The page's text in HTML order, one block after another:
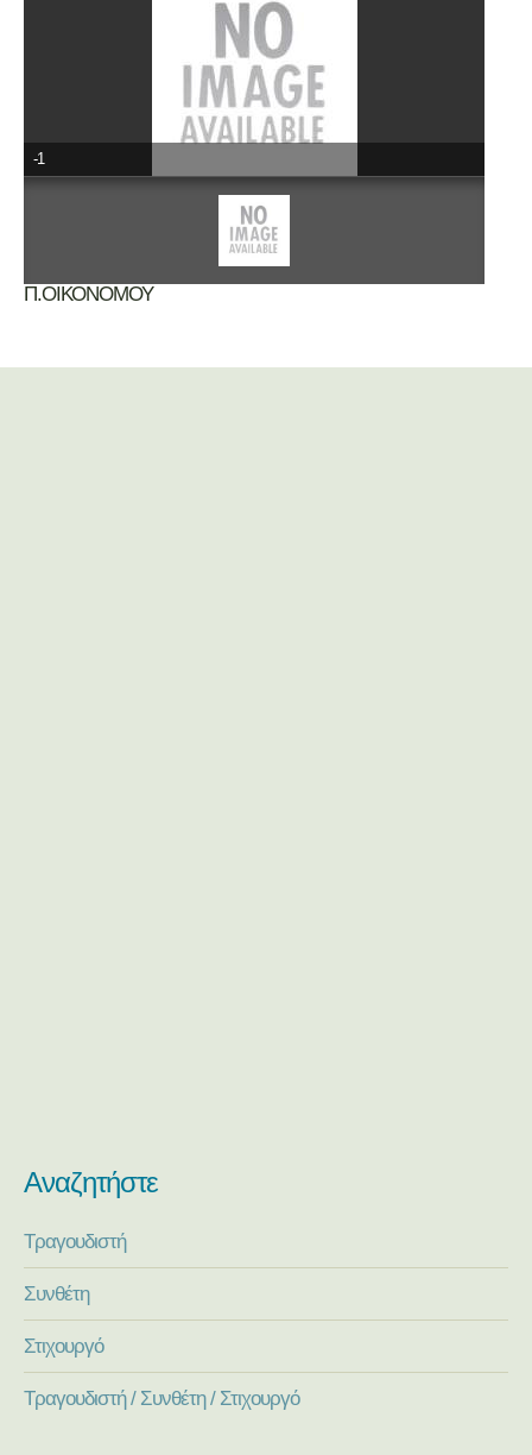
-1
Π.ΟΙΚΟΝΟΜΟΥ
Αναζητήστε
Τραγουδιστή
Συνθέτη
Στιχουργό
Τραγουδιστή / Συνθέτη / Στιχουργό